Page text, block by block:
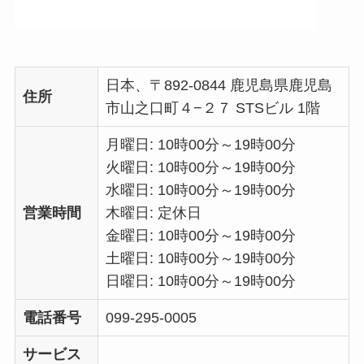
住所
日本、〒892-0844 鹿児島県鹿児島
市山之口町４−２７ STSビル 1階
営業時間
月曜日: 10時00分～19時00分
火曜日: 10時00分～19時00分
水曜日: 10時00分～19時00分
木曜日: 定休日
金曜日: 10時00分～19時00分
土曜日: 10時00分～19時00分
日曜日: 10時00分～19時00分
電話番号 099-295-0005
サービス